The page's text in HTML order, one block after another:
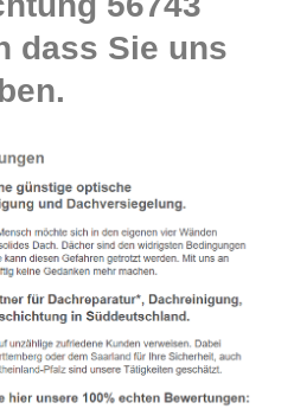
dass Sie uns